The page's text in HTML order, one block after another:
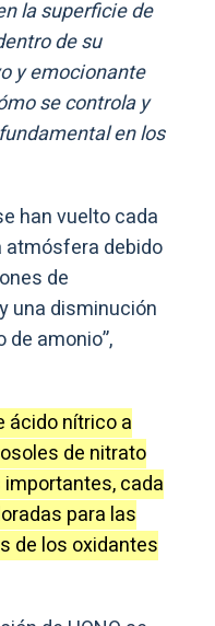
la superficie de
de su
y emocionante
se controla y
en los
han vuelto cada
debido
de
una disminución
amonio”,
ácido nítrico a
de nitrato
cada
para las
de los oxidantes